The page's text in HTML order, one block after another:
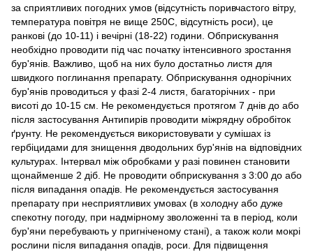
за сприятливих погодних умов (відсутність поривчастого вітру,
температура повітря не вище 250С, відсутність роси), це
ранкові (до 10-11) і вечірні (18-22) години. Обприскування
необхідно проводити під час початку інтенсивного зростання
бур'янів. Важливо, щоб на них було достатньо листя для
швидкого поглинання препарату. Обприскування однорічних
бур'янів проводиться у фазі 2-4 листя, багаторічних - при
висоті до 10-15 см. Не рекомендується протягом 7 днів до або
після застосування Антипирів проводити міжрядну обробіток
ґрунту. Не рекомендується використовувати у сумішах із
гербіцидами для знищення дводольних бур'янів на відповідних
культурах. Інтервал між обробками у разі повинен становити
щонайменше 2 діб. Не проводити обприскування з 3:00 до або
після випадання опадів. Не рекомендується застосування
препарату при несприятливих умовах (в холодну або дуже
спекотну погоду, при надмірному зволоженні та в період, коли
бур'яни перебувають у пригніченому стані), а також коли мокрі
рослини після випадання опадів, роси. Для підвищення